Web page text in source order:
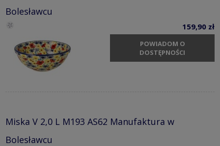
Bolesławcu
159,90 zł
POWIADOM O
DOSTĘPNOŚCI
Miska V 2,0 L M193 AS62 Manufaktura w
Bolesławcu